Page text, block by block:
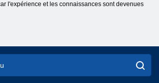
l'expérience et les connaissances sont devenues